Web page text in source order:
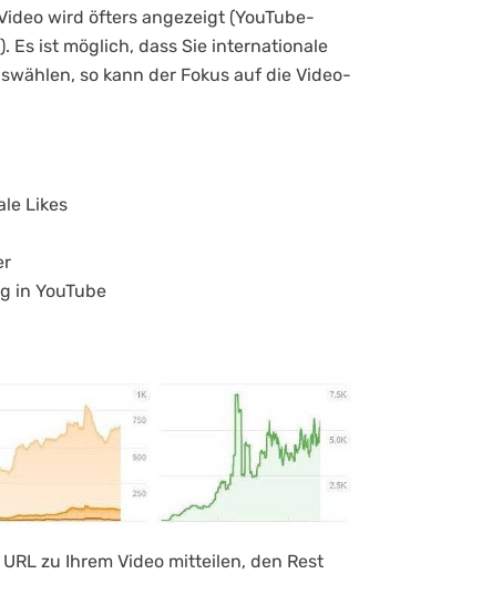
wird öfters angezeigt (YouTube-
Es ist möglich, dass Sie internationale
so kann der Fokus auf die Video-
Likes
in YouTube
zu Ihrem Video mitteilen, den Rest